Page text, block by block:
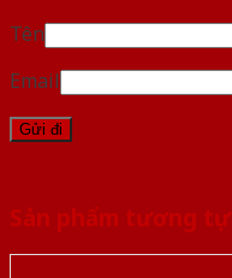
Tên
Email
Sản phẩm tương tự